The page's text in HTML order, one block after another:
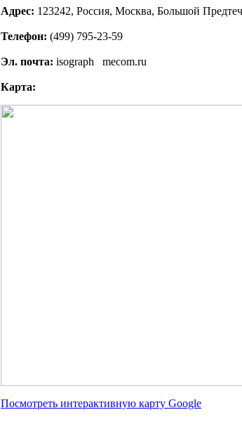
Адрес: 123242, Россия, Москва, Большой
Телефон: (499) 795-23-59
Эл. почта: isograph mecom.ru
Карта:
Посмотреть интерактивную карту Google